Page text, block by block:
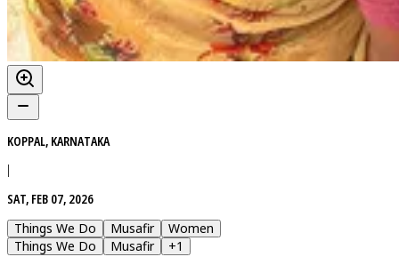
KOPPAL, KARNATAKA
|
SAT, FEB 07, 2026
Things We Do
Musafir
Women
Things We Do
Musafir +1